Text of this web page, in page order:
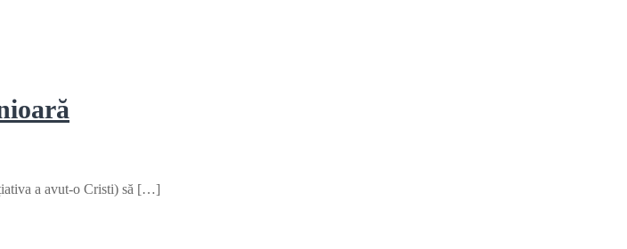
a avut-o Cristi) să […]